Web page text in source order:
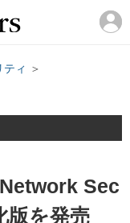
ティ
＞
Sec
版を発売